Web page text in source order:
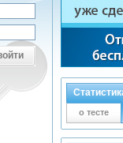
о тесте